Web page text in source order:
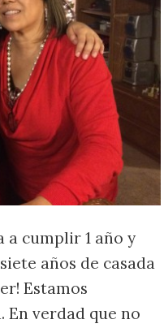
a cumplir 1 año y
años de casada
Estamos
verdad que no